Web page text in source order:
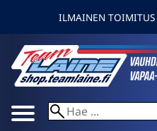
ILMAINEN TOIMITUS